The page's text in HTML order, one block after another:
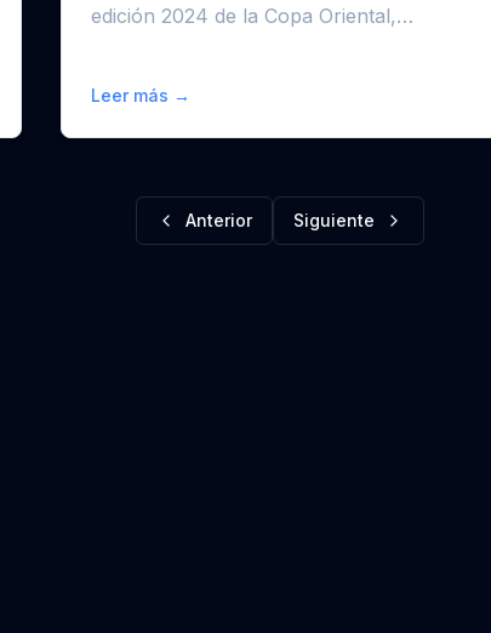
edición 2024 de la Copa Oriental,
Leer más →
Anterior Siguiente